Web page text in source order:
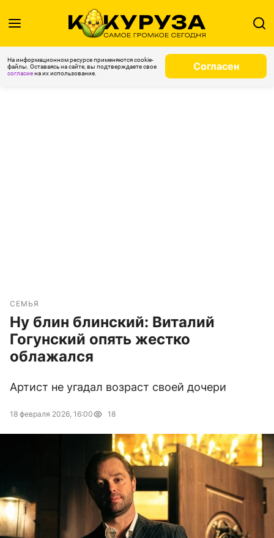
На информационном ресурсе применяются cookie-
файлы. Оставаясь на сайте, вы подтверждаете свое
согласиена их использование.
Согласен
СЕМЬЯ
Ну блин блинский: Виталий
Гогунский опять жестко
облажался
Артист не угадал возраст своей дочери
18 февраля 2026, 16:00 18